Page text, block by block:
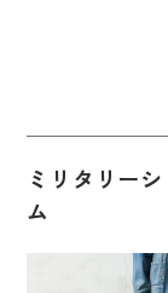
ミリタリー
ム